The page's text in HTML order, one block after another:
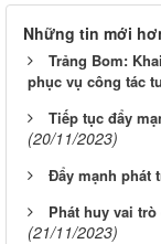
Những tin mới
Trảng Bom:
phục vụ công tác
Tiếp tục đẩy
(20/11/2023)
Đẩy mạnh phát
Phát huy vai
(21/11/2023)